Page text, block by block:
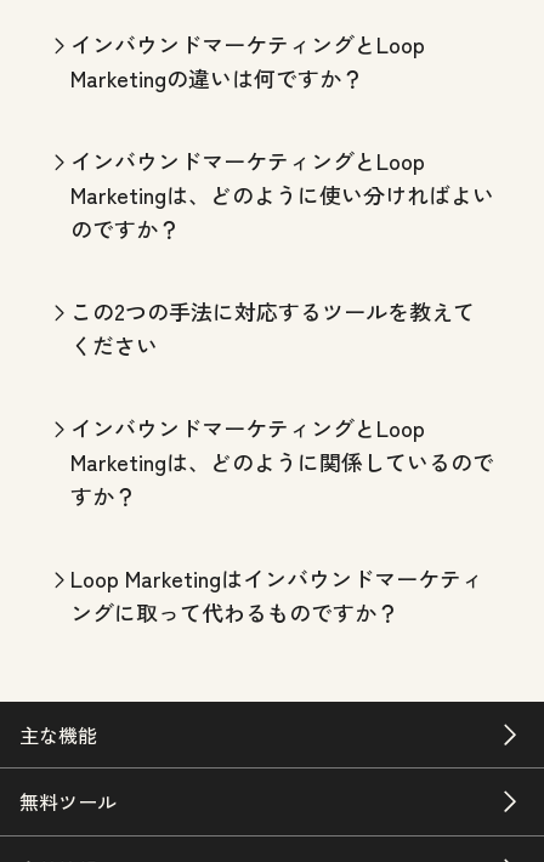
インバウンドマーケティングとLoop
Marketingの違いは何ですか？
インバウンドマーケティングとLoop
Marketingは、どのように使い分ければよい
のですか？
この2つの手法に対応するツールを教えて
ください
インバウンドマーケティングとLoop
Marketingは、どのように関係しているので
すか？
Loop Marketingはインバウンドマーケティ
ングに取って代わるものですか？
主な機能
無料ツール